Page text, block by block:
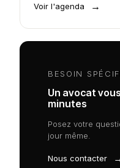
Voir l'agenda →
BESOIN
Un avocat
minutes
Posez votre
jour même.
Nous contacter